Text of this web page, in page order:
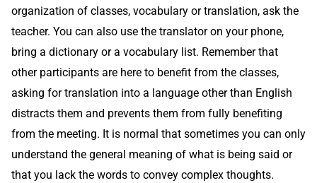
organization of classes, vocabulary or translation, ask the
teacher. You can also use the translator on your phone,
bring a dictionary or a vocabulary list. Remember that
other participants are here to benefit from the classes,
asking for translation into a language other than English
distracts them and prevents them from fully benefiting
from the meeting. It is normal that sometimes you can only
understand the general meaning of what is being said or
that you lack the words to convey complex thoughts.